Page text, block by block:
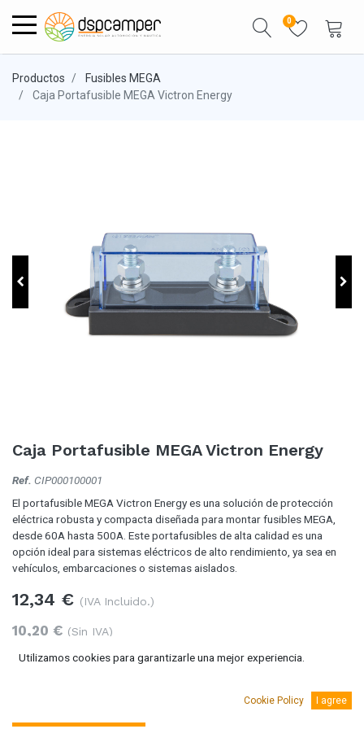
0
Productos
Fusibles MEGA
Caja Portafusible MEGA Victron Energy
Caja Portafusible MEGA Victron Energy
Ref. CIP000100001
El portafusible MEGA Victron Energy es una solución de protección
eléctrica robusta y compacta diseñada para montar fusibles MEGA,
desde 60A hasta 500A. Este portafusibles de alta calidad es una
opción ideal para sistemas eléctricos de alto rendimiento, ya sea en
vehículos, embarcaciones o sistemas aislados.
12,34 € (IVA Incluido.)
10,20 € (Sin IVA)
Utilizamos cookies para garantizarle una mejor experiencia.
Cookie Policy I agree